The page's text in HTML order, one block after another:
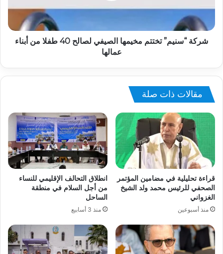
شركة “سنيم” تختتم مخيمها الصيفي لصالح 40 طفلا من أبناء
عمالها
مقالات ذات صلة
قراءة تحليلية في مضامين المؤتمر
الصحفي للرئيس محمد ولد الشيخ
الغزواني
منذ أسبوعين
انطلاق التحالف الإقليمي للنساء
من أجل السلام في منطقة
الساحل
منذ 3 أسابيع